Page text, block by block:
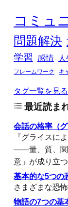
コミュ
問題解決
学習
感情 人
フレームワーク
キ
タグ一覧を見る
最近読ま
会話の格率（グ
『グライスに
――量、質、関
意」が成り立
基本的な5つの
さまざまな恐
物語の7つの基